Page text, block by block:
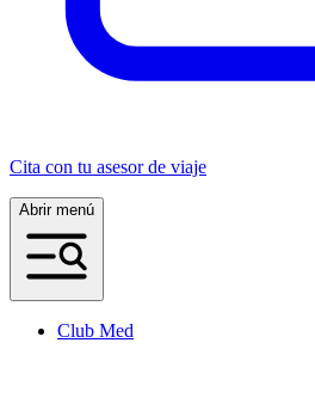
Cita con tu asesor de viaje
Abrir menú
Club Med